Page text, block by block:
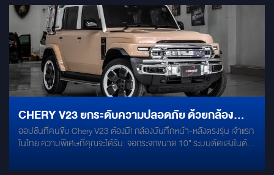
CHERY V23 ยกระดับความปลอดภัย ด้วยกล้อง
บันทึกหน้า-หลังตรงรุ่น เจ้าแรกในไทย พร้อมงานติด
ตั้งมาตรฐาน MIRAGE AUDIO
ออปชันที่คนขับ Chery V23 ต้องมี! กล้องบันทึกหน้า-หลังตรงรุ่น เจ้าแรก
ในไทย ความพิเศษที่คุณจะได้รับ: จอกระจกขนาด 10" ระบบตัดแสงในตัว
ตรงรุ่น "ไม่หลุดประกันรถ" กล้องหน้า-หลัง Full HD 1080P มุมมองกว้าง